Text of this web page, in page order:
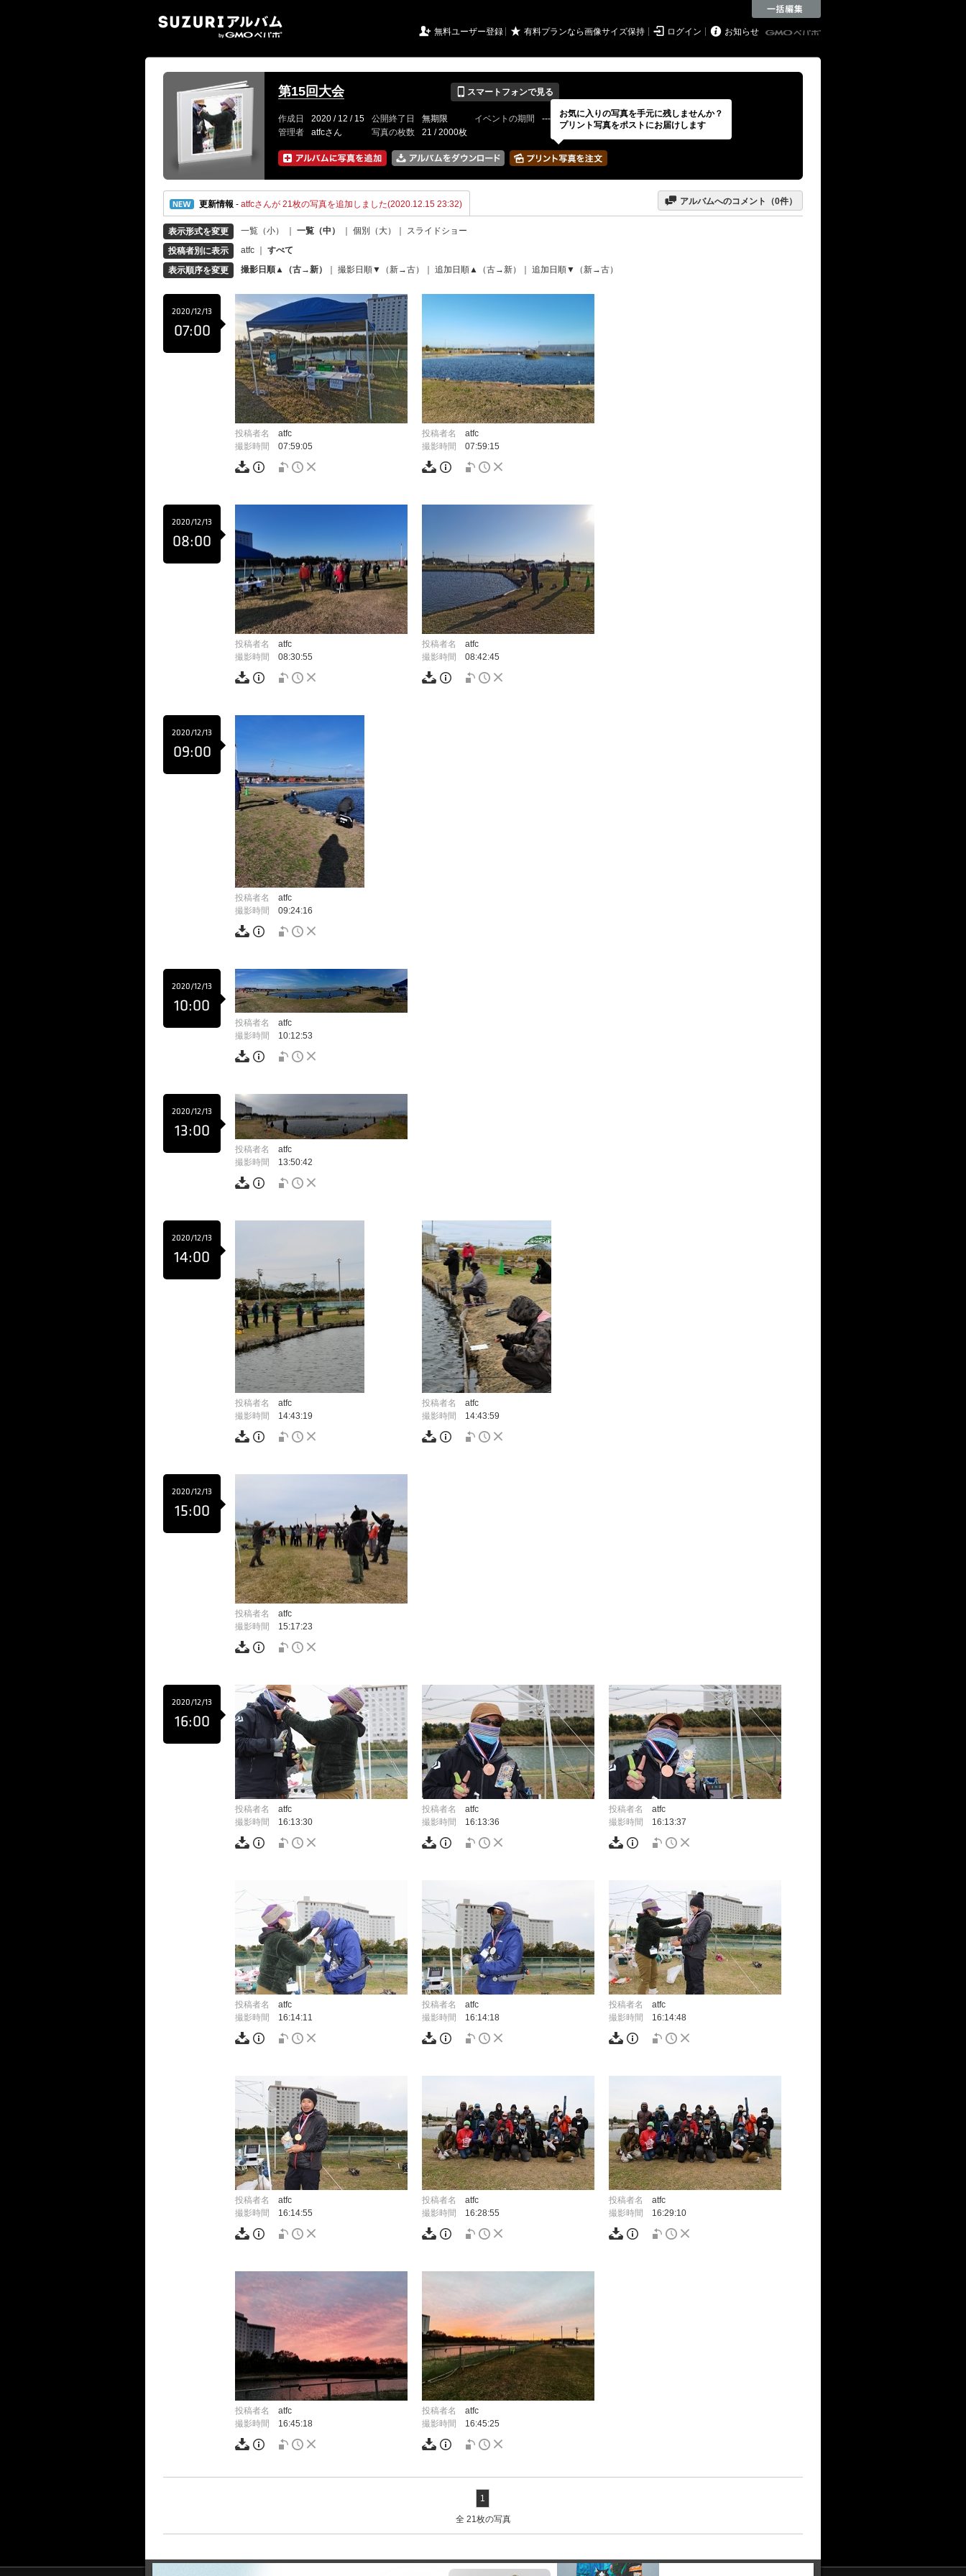
 無料ユーザー登録 ★ 有料プランなら画像サイズ保持  ログイン  お知らせ
第15回大会 📱 スマートフォンで見る
作成日 2020 / 12 / 15 公開終了日 無期限 イベントの期間
---
管理者
atfcさん 写真の枚数 21 / 2000枚
更新情報 - atfcさんが 21枚の写真を追加しました(2020.12.15 23:32)  アルバムへのコメント（0件）
表示形式を変更 一覧（小） 一覧（中） 個別（大）
スライドショー
投稿者別に表示
atfc
すべて
表示順序を変更
撮影日順▲（古→新） 撮影日順▼（新→古） 追加日順▲（古→新） 追加日順▼（新→古）
2020/12/13
07:00
投稿者名
atfc
撮影時間
07:59:05
投稿者名
atfc
撮影時間
07:59:15
2020/12/13
08:00
投稿者名
atfc
撮影時間
08:30:55
投稿者名
atfc
撮影時間
08:42:45
2020/12/13
09:00
投稿者名
atfc
撮影時間
09:24:16
2020/12/13
10:00
投稿者名
atfc
撮影時間
10:12:53
2020/12/13
13:00
投稿者名
atfc
撮影時間
13:50:42
2020/12/13
14:00
投稿者名
atfc
撮影時間
14:43:19
投稿者名
atfc
撮影時間
14:43:59
2020/12/13
15:00
投稿者名
atfc
撮影時間
15:17:23
2020/12/13
16:00
投稿者名
atfc
撮影時間
16:13:30
投稿者名
atfc
撮影時間
16:13:36
投稿者名
atfc
撮影時間
16:13:37
投稿者名
atfc
撮影時間
16:14:11
投稿者名
atfc
撮影時間
16:14:18
投稿者名
atfc
撮影時間
16:14:48
投稿者名
atfc
撮影時間
16:14:55
投稿者名
atfc
撮影時間
16:28:55
投稿者名
atfc
撮影時間
16:29:10
投稿者名
atfc
撮影時間
16:45:18
投稿者名
atfc
撮影時間
16:45:25
1
全 21枚の写真
お気に入りの写真を手元に残しませんか？
プリント写真をポストにお届けします